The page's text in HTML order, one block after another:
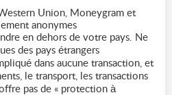
Union, Moneygram et
anonymes
en dehors de votre pays. Ne
des pays étrangers
dans aucune transaction, et
le transport, les transactions
pas de « protection à